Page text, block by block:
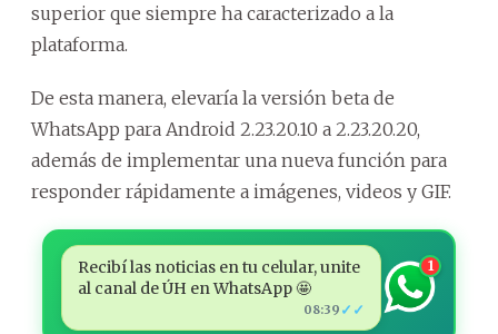
superior que siempre ha caracterizado a la
plataforma.
De esta manera, elevaría la versión beta de
WhatsApp para Android 2.23.20.10 a 2.23.20.20,
además de implementar una nueva función para
responder rápidamente a imágenes, videos y GIF.
Recibí las noticias en tu celular, unite
al canal de ÚH en WhatsApp 🤩
08:39 ✓✓
1